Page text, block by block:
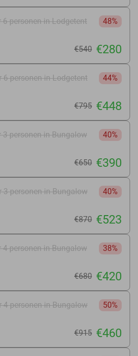
6 personen in Lodgetent
48%
€540 €280
6 personen in Lodgetent
44%
€795 €448
3 personen in Bungalow
40%
€650 €390
3 personen in Bungalow
40%
€870 €523
4 personen in Bungalow
38%
€680 €420
4 personen in Bungalow
50%
€915 €460